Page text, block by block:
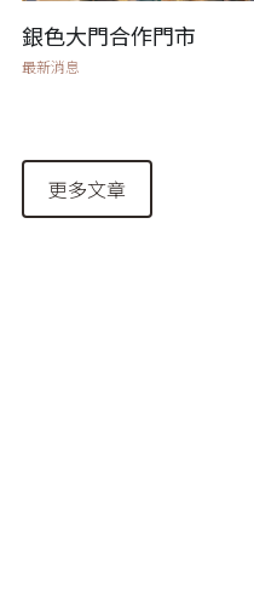
銀色大門合作門市
最新消息
更多文章